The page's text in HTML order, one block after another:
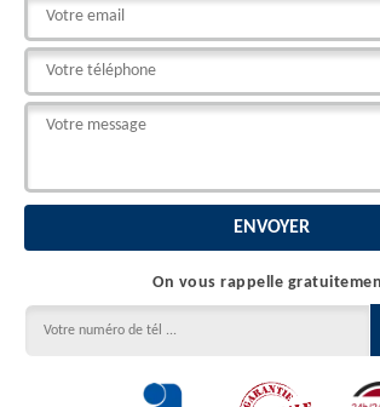
On vous rappelle